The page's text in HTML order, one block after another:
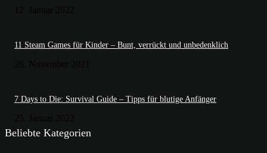
11 Steam Games für Kinder – Bunt, verrückt und unbedenklich
7 Days to Die: Survival Guide – Tipps für blutige Anfänger
Beliebte Kategorien